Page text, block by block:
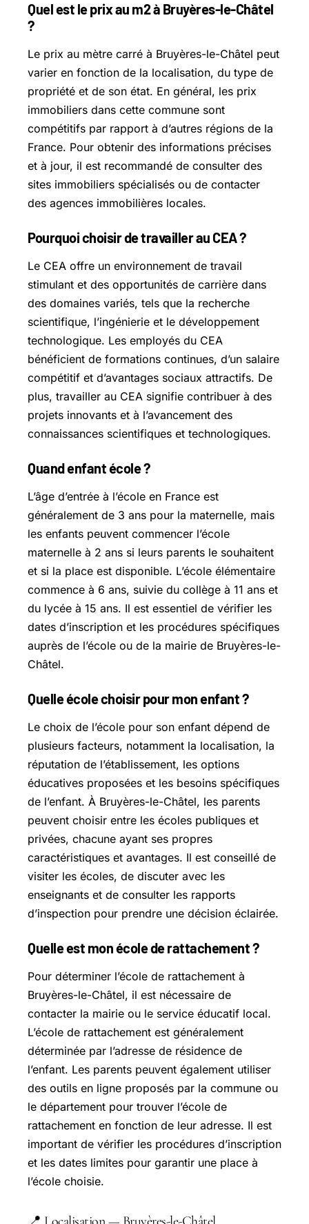
Quel est le prix au m2 à Bruyères-le-Châtel
?
Le prix au mètre carré à Bruyères-le-Châtel peut
varier en fonction de la localisation, du type de
propriété et de son état. En général, les prix
immobiliers dans cette commune sont
compétitifs par rapport à d’autres régions de la
France. Pour obtenir des informations précises
et à jour, il est recommandé de consulter des
sites immobiliers spécialisés ou de contacter
des agences immobilières locales.
Pourquoi choisir de travailler au CEA ?
Le CEA offre un environnement de travail
stimulant et des opportunités de carrière dans
des domaines variés, tels que la recherche
scientifique, l’ingénierie et le développement
technologique. Les employés du CEA
bénéficient de formations continues, d’un salaire
compétitif et d’avantages sociaux attractifs. De
plus, travailler au CEA signifie contribuer à des
projets innovants et à l’avancement des
connaissances scientifiques et technologiques.
Quand enfant école ?
L’âge d’entrée à l’école en France est
généralement de 3 ans pour la maternelle, mais
les enfants peuvent commencer l’école
maternelle à 2 ans si leurs parents le souhaitent
et si la place est disponible. L’école élémentaire
commence à 6 ans, suivie du collège à 11 ans et
du lycée à 15 ans. Il est essentiel de vérifier les
dates d’inscription et les procédures spécifiques
auprès de l’école ou de la mairie de Bruyères-le-
Châtel.
Quelle école choisir pour mon enfant ?
Le choix de l’école pour son enfant dépend de
plusieurs facteurs, notamment la localisation, la
réputation de l’établissement, les options
éducatives proposées et les besoins spécifiques
de l’enfant. À Bruyères-le-Châtel, les parents
peuvent choisir entre les écoles publiques et
privées, chacune ayant ses propres
caractéristiques et avantages. Il est conseillé de
visiter les écoles, de discuter avec les
enseignants et de consulter les rapports
d’inspection pour prendre une décision éclairée.
Quelle est mon école de rattachement ?
Pour déterminer l’école de rattachement à
Bruyères-le-Châtel, il est nécessaire de
contacter la mairie ou le service éducatif local.
L’école de rattachement est généralement
déterminée par l’adresse de résidence de
l’enfant. Les parents peuvent également utiliser
des outils en ligne proposés par la commune ou
le département pour trouver l’école de
rattachement en fonction de leur adresse. Il est
important de vérifier les procédures d’inscription
et les dates limites pour garantir une place à
l’école choisie.